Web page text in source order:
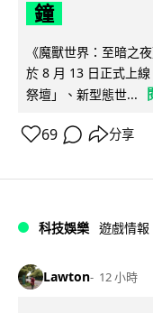
鐘
《魔獸世界：至暗之
於 8 月 13 日正式上
祭壇」、新型態世...
69 分享
科技娛樂 遊戲情報
Lawton 12 小時